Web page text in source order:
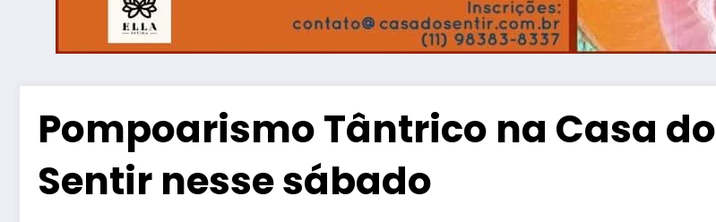
Pompoarismo Tântrico na Casa do
Sentir nesse sábado